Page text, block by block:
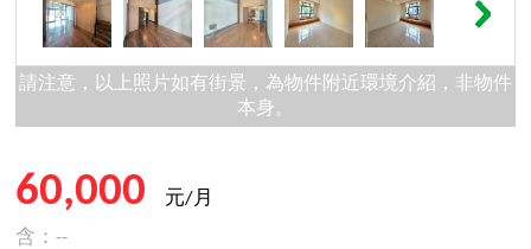
請注意，以上照片如有街景，為物件附近環境介紹，非物件
本身。
60,000
元/月
含：--